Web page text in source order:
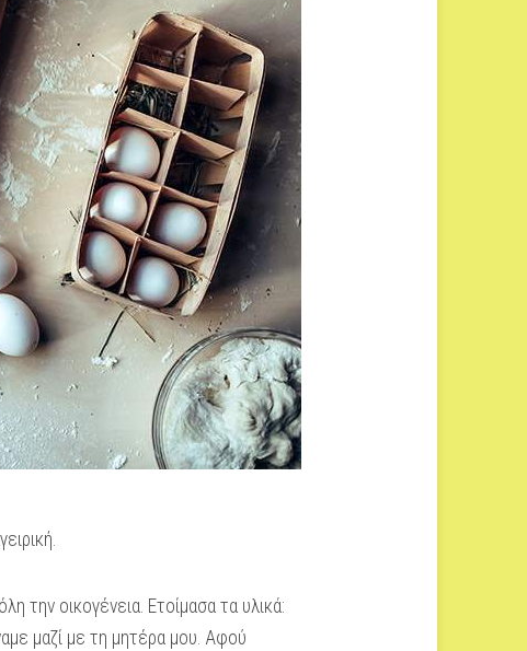
οικογένεια. Ετοίμασα τα υλικά:
μαζί με τη μητέρα μου. Αφού